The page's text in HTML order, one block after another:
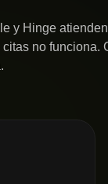
y Hinge
no funciona.